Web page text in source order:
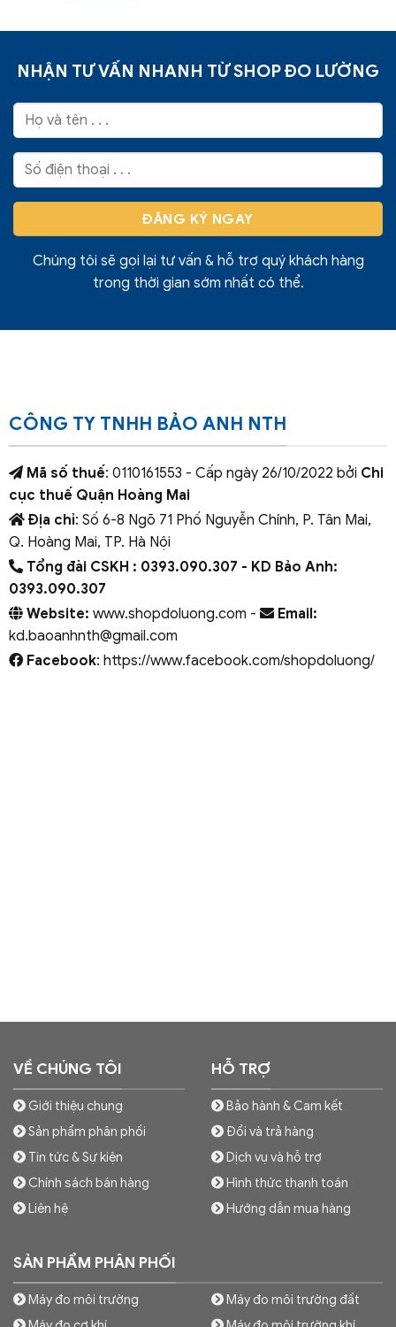
NHẬN TƯ VẤN NHANH TỪ SHOP ĐO LƯỜNG
Chúng tôi sẽ gọi lại tư vấn & hỗ trợ quý khách hàng
trong thời gian sớm nhất có thể.
CÔNG TY TNHH BẢO ANH NTH
Mã số thuế: 0110161553 - Cấp ngày 26/10/2022 bởi Chi
cục thuế Quận Hoàng Mai
Địa chỉ: Số 6-8 Ngõ 71 Phố Nguyễn Chính, P. Tân Mai,
Q. Hoàng Mai, TP. Hà Nội
Tổng đài CSKH : 0393.090.307 - KD Bảo Anh:
0393.090.307
Website: www.shopdoluong.com -
Email:
kd.baoanhnth@gmail.com
Facebook: https://www.facebook.com/shopdoluong/
VỀ CHÚNG TÔI
Giới thiệu chung
Sản phẩm phân phối
Tin tức & Sự kiện
Chính sách bán hàng
Liên hệ
HỖ TRỢ
Bảo hành & Cam kết
Đổi và trả hàng
Dịch vụ và hỗ trợ
Hình thức thanh toán
Hướng dẫn mua hàng
SẢN PHẨM PHÂN PHỐI
Máy đo môi trường
Máy đo môi trường đất